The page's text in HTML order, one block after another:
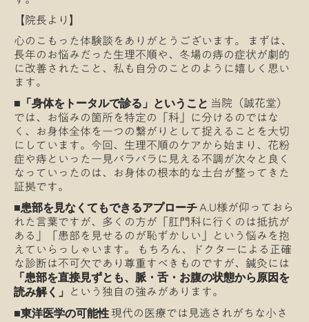
【院長より】
心のこもった体験談をありがとうございます。 まずは、
長年のお悩みだった生理不順や、冬場の痔の症状が劇的
に改善されたこと、私も自分のことのように嬉しく思い
ます。
■「身体をトータルで診る」ということ 当院（誠花堂）
では、お悩みの箇所を特定の「科」に分けるのではな
く、お身体全体を一つの繋がりとして捉えることを大切
にしています。今回、生理不順のケアから始まり、花粉
症や痔といった一見バラバラに見える不調が次々と良く
なっていったのは、お身体の根本的な土台が整ってきた
証拠です。
■患部を見なくてもできるアプローチA.U様が仰っておら
れた言葉ですが、多くの方が「肛門科に行くのは抵抗が
ある」「患部を見せるのが恥ずかしい」という悩みを抱
えていらっしゃいます。 もちろん、ドクターによる正確
な診断は不可欠であり尊重すべきものですが、鍼灸には
「患部を直接見ずとも、脈・舌・お腹の状態から原因を
読み解く」
という独自の強みがあります。
■東洋医学の可能性現代の医療では見逃されがちな小さ